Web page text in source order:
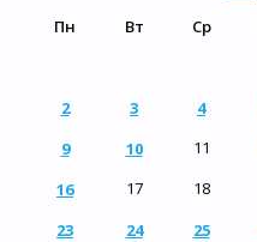
Пн Вт Ср
2
3 4
9
10 11
16
17 18
23
24 25